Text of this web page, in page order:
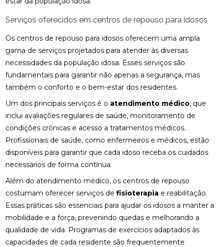
Serviços oferecidos em centros de repouso para idosos
Os centros de repouso para idosos oferecem uma ampla
gama de serviços projetados para atender às diversas
necessidades da população idosa. Esses serviços são
fundamentais para garantir não apenas a segurança, mas
também o conforto e o bem-estar dos residentes.
Um dos principais serviços é o atendimento médico, que
inclui avaliações regulares de saúde, monitoramento de
condições crônicas e acesso a tratamentos médicos.
Profissionais de saúde, como enfermeiros e médicos, estão
disponíveis para garantir que cada idoso receba os cuidados
necessários de forma contínua.
Além do atendimento médico, os centros de repouso
costumam oferecer serviços defisioterapia e reabilitação.
Essas práticas são essenciais para ajudar os idosos a manter a
mobilidade e a força, prevenindo quedas e melhorando a
qualidade de vida. Programas de exercícios adaptados às
capacidades de cada residente são frequentemente